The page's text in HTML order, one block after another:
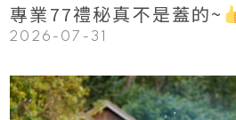
專業77禮秘真不是蓋的~
2026-07-31